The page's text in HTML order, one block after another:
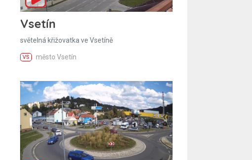
Vsetín
světelná křižovatka ve Vsetíně
VS město Vsetín